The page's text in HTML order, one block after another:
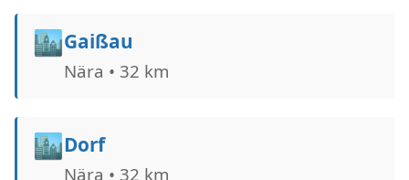
🏙️Gaißau
Nära • 32 km
🏙️Dorf
Nära • 32 km